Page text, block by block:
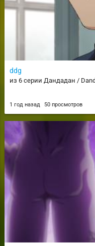
ddg
из 6 серии Дандадан /
1 год назад 50 просмотров